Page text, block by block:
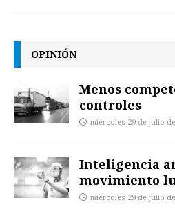
OPINIÓN
Menos
controles
miércoles 29 de julio
Inteligencia
movimiento
miércoles 29 de julio